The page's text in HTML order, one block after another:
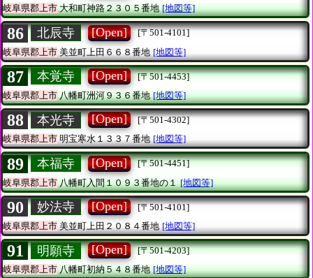
岐阜県郡上市大和町神路２３０５番地 [地図等]
86 北辰寺 [Open]
[〒501-4101]
岐阜県郡上市 美並町上田６６８番地 [地図等]
87 本覚寺 [Open]
[〒501-4453]
岐阜県郡上市八幡町洲河９３６番地 [地図等]
88 本光寺 [Open]
[〒501-4302]
岐阜県郡上市明宝寒水１３３７番地 [地図等]
89 本福寺 [Open]
[〒501-4451]
岐阜県郡上市八幡町入間１０９３番地の１ [地図等]
90 妙法寺 [Open]
[〒501-4101]
岐阜県郡上市 美並町上田２０８４番地 [地図等]
91 明願寺 [Open]
[〒501-4203]
岐阜県郡上市八幡町初納５４８番地 [地図等]